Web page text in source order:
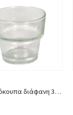
Καντηλόκουπα διάφανη 3236 ύψος 6,50εκ.